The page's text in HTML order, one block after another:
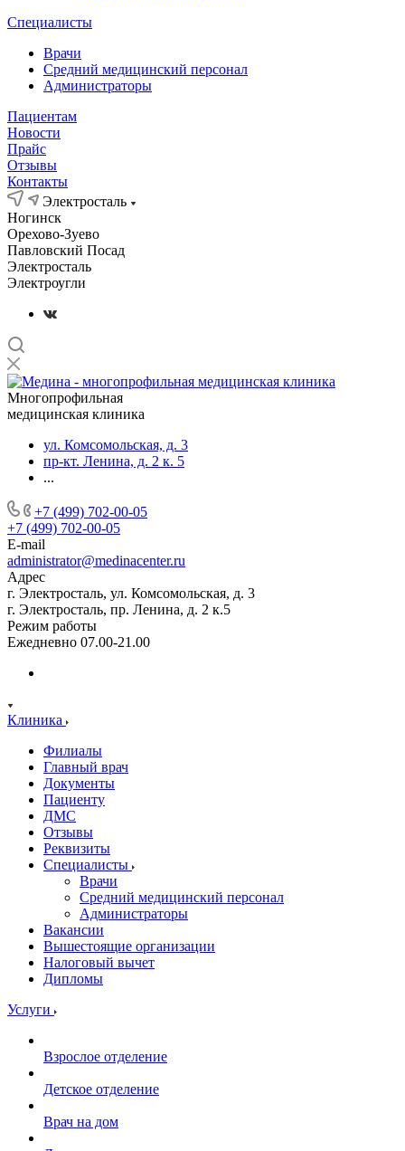
Специалисты
Врачи
Средний медицинский персонал
Администраторы
Пациентам
Новости
Прайс
Отзывы
Контакты
Электросталь
Ногинск
Орехово-Зуево
Павловский Посад
Электросталь
Электроугли
Многопрофильная
медицинская клиника
ул. Комсомольская, д. 3
пр-кт. Ленина, д. 2 к. 5
...
+7 (499) 702-00-05
+7 (499) 702-00-05
E-mail
administrator@medinacenter.ru
Адрес
г. Электросталь, ул. Комсомольская, д. 3
г. Электросталь, пр. Ленина, д. 2 к.5
Режим работы
Ежедневно 07.00-21.00
Клиника
Филиалы
Главный врач
Документы
Пациенту
ДМС
Отзывы
Реквизиты
Специалисты
Врачи
Средний медицинский персонал
Администраторы
Вакансии
Вышестоящие организации
Налоговый вычет
Дипломы
Услуги
Взрослое отделение
Детское отделение
Врач на дом